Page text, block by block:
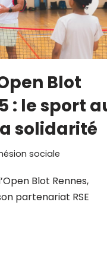
Blot
: le sport
solidarité
sociale
Blot Rennes,
partenariat RSE